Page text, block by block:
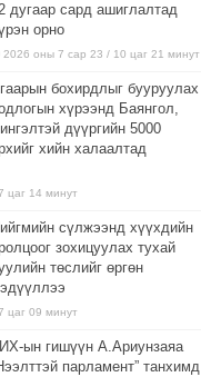
дугаар сард ашиглалтад
орно
2026 оны 7 сар 23 / 10 цаг 21 минут
бохирдлыг бууруулах
хүрээнд Баянгол,
дүүргийн 5000
хийн халаалтад
цаг 14 минут
сүлжээнд хүүхдийн
зохицуулах тухай
төслийг өргөн
цаг 09 минут
ын гишүүн А.Ариунзаяа
парламент” танхимд